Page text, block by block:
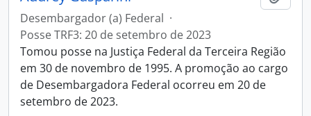
Desembargador (a) Federal ·
Posse TRF3: 20 de setembro de 2023
Tomou posse na Justiça Federal da Terceira Região
em 30 de novembro de 1995. A promoção ao cargo
de Desembargadora Federal ocorreu em 20 de
setembro de 2023.